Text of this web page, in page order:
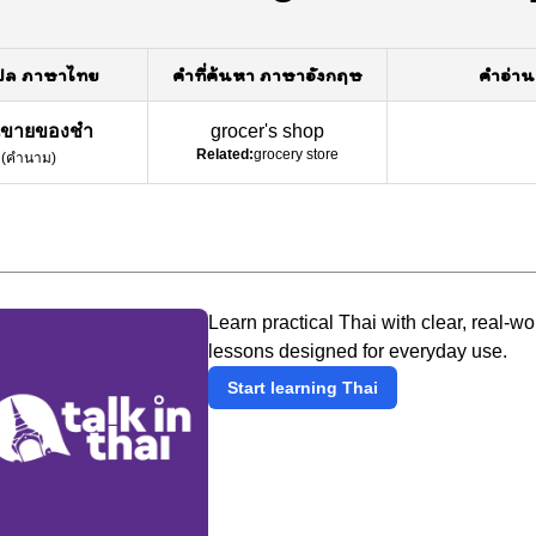
ภาษาไทย คำที่ค้นหา ภาษาอังกฤษ คำอ่าน
ายของชำ
(คำนาม)
grocer's shop
Related:grocery store
Learn practical Thai with clear, real-
lessons designed for everyday use.
Start learning Thai